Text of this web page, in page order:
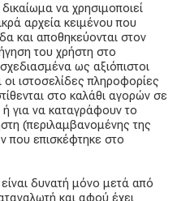
inbox
newsletter.
να χρησιμοποιεί
αρχεία κειμένου που
και αποθηκεύονται στον
του χρήστη στο
ως αξιόπιστοι
ιστοσελίδες πληροφορίες
στο καλάθι αγορών σε
για να καταγράφουν το
(περιλαμβανομένης της
που επισκέφτηκε στο
δυνατή μόνο μετά από
και αφού έχει